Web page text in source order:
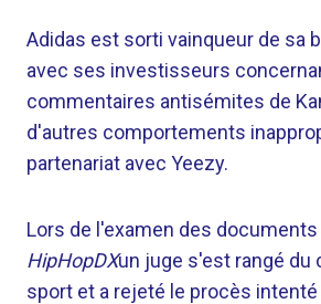
Adidas est sorti vainqueur de sa
avec ses investisseurs
commentaires antisémites de
d'autres comportements
partenariat avec Yeezy.
Lors de l'examen des
HipHopDXun juge s'est rangé du
sport et a rejeté le procès